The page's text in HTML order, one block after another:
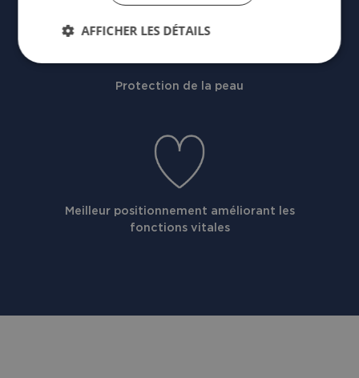
Dossier en aluminium
Composantes dynamiques
Protection de la peau
Meilleur positionnement améliorant les
fonctions vitales
AFFICHER LES DÉTAILS